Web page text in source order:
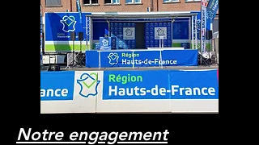
Notre engagement